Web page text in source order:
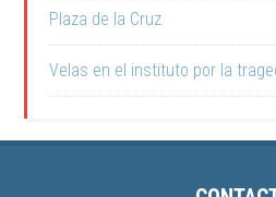
Plaza de la Cruz
Velas en el instituto por la